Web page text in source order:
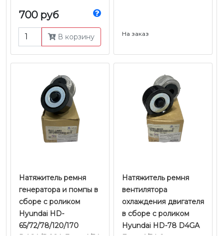
700 руб
В корзину На заказ
Натяжитель ремня
генератора и помпы в
сборе с роликом
Hyundai HD-
65/72/78/120/170
Натяжитель ремня
вентилятора
охлаждения двигателя
в сборе с роликом
Hyundai HD-78 D4GA